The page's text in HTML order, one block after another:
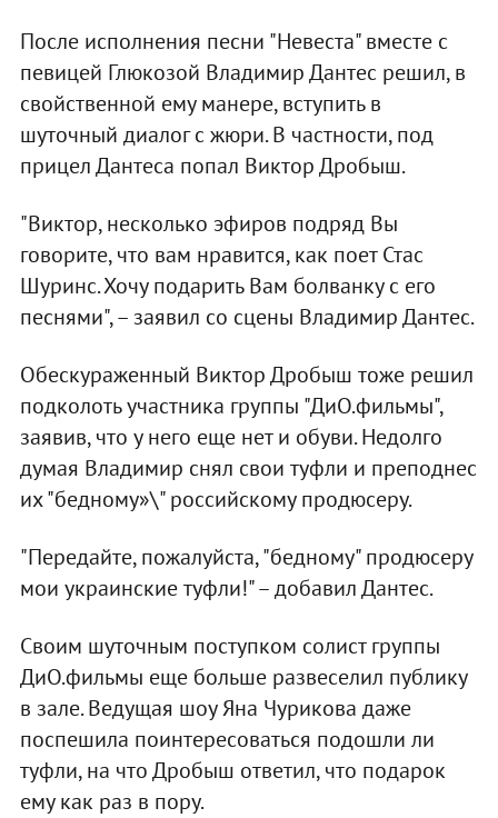
После исполнения песни "Невеста" вместе с
певицей Глюкозой Владимир Дантес решил, в
свойственной ему манере, вступить в
шуточный диалог с жюри. В частности, под
прицел Дантеса попал Виктор Дробыш.
"Виктор, несколько эфиров подряд Вы
говорите, что вам нравится, как поет Стас
Шуринс. Хочу подарить Вам болванку с его
песнями", – заявил со сцены Владимир Дантес.
Обескураженный Виктор Дробыш тоже решил
подколоть участника группы "ДиО.фильмы",
заявив, что у него еще нет и обуви. Недолго
думая Владимир снял свои туфли и преподнес
их "бедному»\" российскому продюсеру.
"Передайте, пожалуйста, "бедному" продюсеру
мои украинские туфли!" – добавил Дантес.
Своим шуточным поступком солист группы
ДиО.фильмы еще больше развеселил публику
в зале. Ведущая шоу Яна Чурикова даже
поспешила поинтересоваться подошли ли
туфли, на что Дробыш ответил, что подарок
ему как раз в пору.